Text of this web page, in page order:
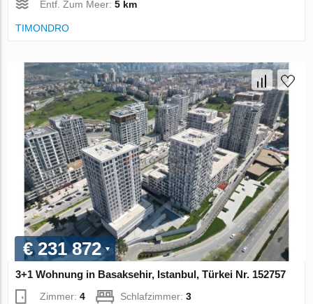
Entf. Zum Meer:5 km
TIMONDRO
€ 231 872
3+1 Wohnung in Basaksehir, Istanbul, Türkei Nr. 152757
Zimmer:4 Schlafzimmer:3